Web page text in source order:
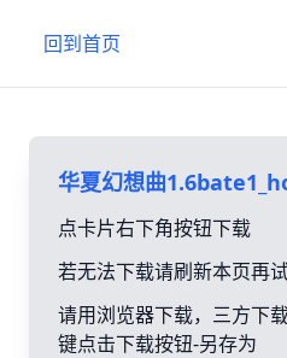
回到首页
华夏幻想曲
点卡片右下角按钮下载
若无法下载请刷新本页再
请用浏览器下载，三方下
键点击下载按钮-另存为